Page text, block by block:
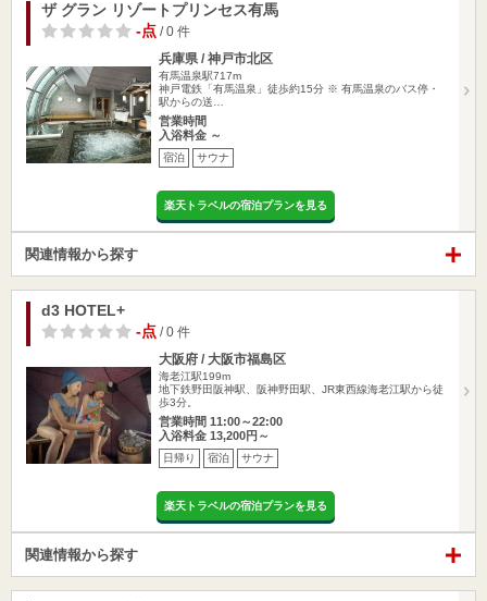
ザ グラン リゾートプリンセス有馬
-点 / 0 件
兵庫県 / 神戸市北区
有馬温泉駅717m
神戸電鉄「有馬温泉」徒歩約15分 ※ 有馬温泉のバス停・
駅からの送…
営業時間
入浴料金 ～
宿泊 サウナ
楽天トラベルの宿泊プランを見る
関連情報から探す
d3 HOTEL+
-点 / 0 件
大阪府 / 大阪市福島区
海老江駅199m
地下鉄野田阪神駅、阪神野田駅、JR東西線海老江駅から徒
歩3分。
営業時間 11:00～22:00
入浴料金 13,200円～
日帰り 宿泊 サウナ
楽天トラベルの宿泊プランを見る
関連情報から探す